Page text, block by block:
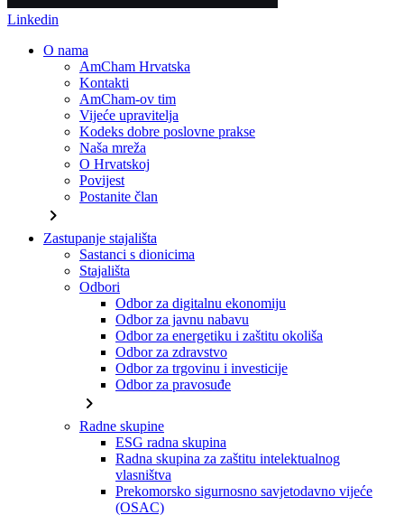
Linkedin
O nama
AmCham Hrvatska
Kontakti
AmCham-ov tim
Vijeće upravitelja
Kodeks dobre poslovne prakse
Naša mreža
O Hrvatskoj
Povijest
Postanite član
chevron_right
Zastupanje stajališta
Sastanci s dionicima
Stajališta
Odbori
Odbor za digitalnu ekonomiju
Odbor za javnu nabavu
Odbor za energetiku i zaštitu okoliša
Odbor za zdravstvo
Odbor za trgovinu i investicije
Odbor za pravosuđe
chevron_right
Radne skupine
ESG radna skupina
Radna skupina za zaštitu intelektualnog
vlasništva
Prekomorsko sigurnosno savjetodavno vijeće
(OSAC)